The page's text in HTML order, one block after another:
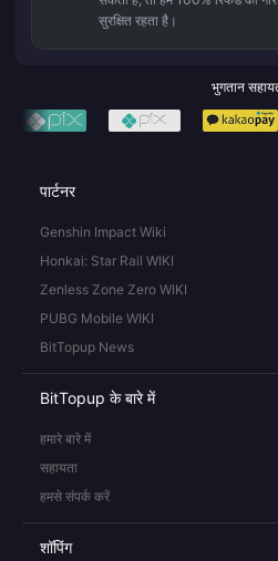
सुरक्षित रहता है।
भुगतान
पार्टनर
Genshin Impact Wiki
Honkai: Star Rail WIKI
Zenless Zone Zero WIKI
PUBG Mobile WIKI
BitTopup News
BitTopup के बारे में
हमारे बारे में
सहायता
हमसे संपर्क करें
शॉपिंग